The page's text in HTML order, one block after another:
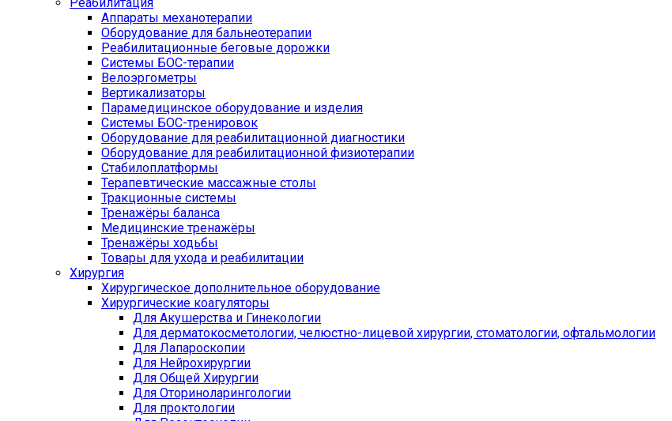
Аппараты механотерапии
Оборудование для бальнеотерапии
Реабилитационные беговые дорожки
Системы БОС-терапии
Велоэргометры
Вертикализаторы
Парамедицинское оборудование и изделия
Системы БОС-тренировок
Оборудование для реабилитационной диагностики
Оборудование для реабилитационной физиотерапии
Стабилоплатформы
Терапевтические массажные столы
Тракционные системы
Тренажёры баланса
Медицинские тренажёры
Тренажёры ходьбы
Товары для ухода и реабилитации
Хирургия
Хирургическое дополнительное оборудование
Хирургические коагуляторы
Для Акушерства и Гинекологии
Для дерматокосметологии, челюстно-лицевой хирургии, стоматологии, офтальмологии
Для Лапароскопии
Для Нейрохирургии
Для Общей Хирургии
Для Оториноларингологии
Для проктологии